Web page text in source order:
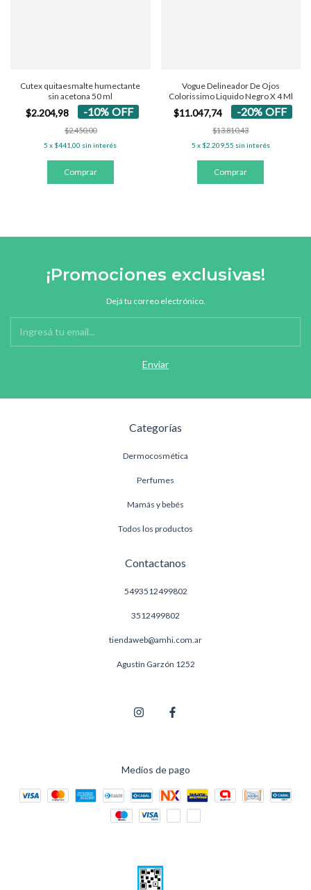
Cutex quitaesmalte humectante
sin acetona 50 ml
$2.204,98 -10%OFF
$2.450,00
5 x $441,00 sin interés
Vogue Delineador De Ojos
Colorissimo Liquido Negro X 4 Ml
$11.047,74 -20% OFF
$13.810,43
5 x $2.209,55 sin interés
¡Promociones exclusivas!
Dejá tu correo electrónico.
Categorías
Dermocosmética
Perfumes
Mamás y bebés
Todos los productos
Contactanos
5493512499802
3512499802
tiendaweb@amhi.com.ar
Agustín Garzón 1252
Medios de pago